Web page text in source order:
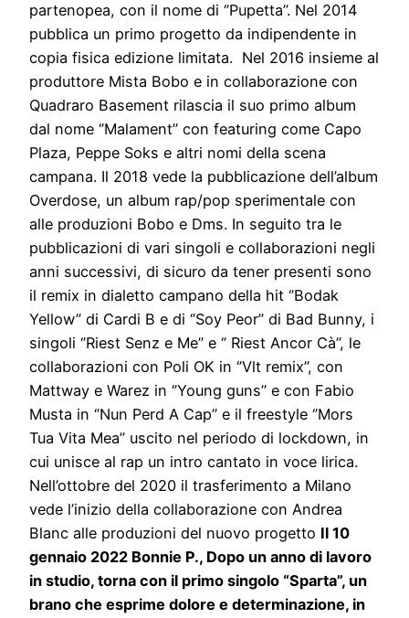
partenopea, con il nome di ‘’Pupetta’’. Nel 2014
pubblica un primo progetto da indipendente in
copia fisica edizione limitata. Nel 2016 insieme al
produttore Mista Bobo e in collaborazione con
Quadraro Basement rilascia il suo primo album
dal nome ‘’Malament’’ con featuring come Capo
Plaza, Peppe Soks e altri nomi della scena
campana. Il 2018 vede la pubblicazione dell’album
Overdose, un album rap/pop sperimentale con
alle produzioni Bobo e Dms. In seguito tra le
pubblicazioni di vari singoli e collaborazioni negli
anni successivi, di sicuro da tener presenti sono
il remix in dialetto campano della hit ‘’Bodak
Yellow’’ di Cardi B e di ‘’Soy Peor’’ di Bad Bunny, i
singoli ‘’Riest Senz e Me’’ e ‘’ Riest Ancor Cà’’, le
collaborazioni con Poli OK in ‘’Vlt remix’’, con
Mattway e Warez in ‘’Young guns’’ e con Fabio
Musta in ‘’Nun Perd A Cap’’ e il freestyle ‘’Mors
Tua Vita Mea’’ uscito nel periodo di lockdown, in
cui unisce al rap un intro cantato in voce lirica.
Nell’ottobre del 2020 il trasferimento a Milano
vede l’inizio della collaborazione con Andrea
Blanc alle produzioni del nuovo progetto Il 10
gennaio 2022 Bonnie P., Dopo un anno di lavoro
in studio, torna con il primo singolo “Sparta”, un
brano che esprime dolore e determinazione, in